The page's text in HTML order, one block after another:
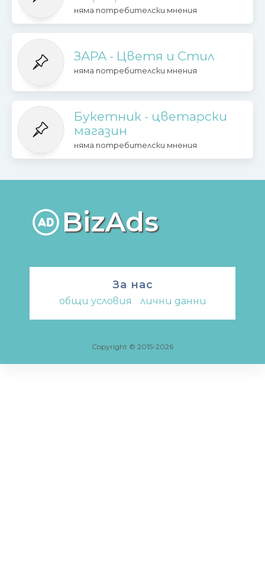
няма потребителски мнения
ЗАРА - Цветя и Стил
няма потребителски мнения
Букетник - цветарски
магазин
няма потребителски мнения
BizAds
За нас
общи условия лични данни
Copyright © 2015-2026